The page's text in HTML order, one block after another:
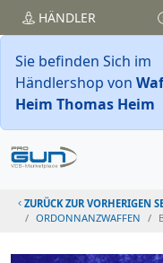
HÄNDLER
Sie befinden Sich im
Händlershop von
Heim Thomas Heim
ZURÜCK ZUR VORHERIGEN
ORDONNANZWAFFEN